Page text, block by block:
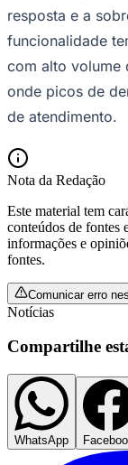
resposta e a
funcionalidade
com alto volume
onde picos de
de atendimento.
Nota da Redação
Este material tem
conteúdos de fontes
informações e
fontes.
Comunicar erro
Notícias
Compartilhe
WhatsApp